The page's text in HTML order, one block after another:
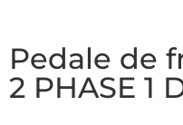
Pedale de
2 PHASE 1